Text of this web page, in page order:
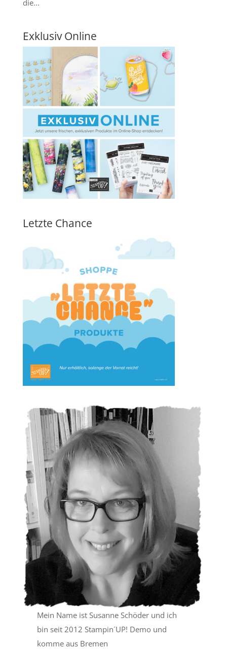
die...
Exklusiv Online
Letzte Chance
Mein Name ist Susanne Schöder und ich
bin seit 2012 Stampin´UP! Demo und
komme aus Bremen